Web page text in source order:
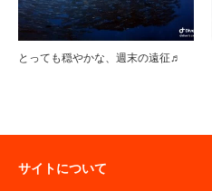
とっても穏やかな、週末の遠征♬
サイトについて